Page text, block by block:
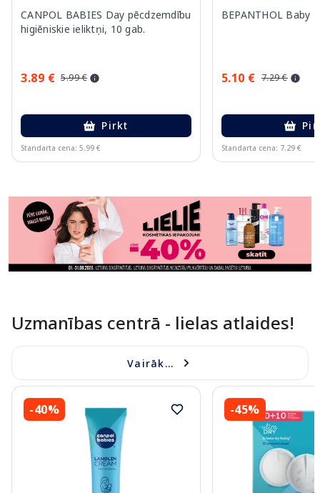
CANPOL BABIES Day pēcdzemdību
higiēniskie ieliktņi, 10 gab.
3.89 € 5.99 €
Pirkt
Standarta cena: 5.99 €
BEPANTHOL Baby
5.10 € 7.29 €
Standarta cena: 7.29 €
Uzmanības centrā - lielas atlaides!
Vairāk...
-40% -45%